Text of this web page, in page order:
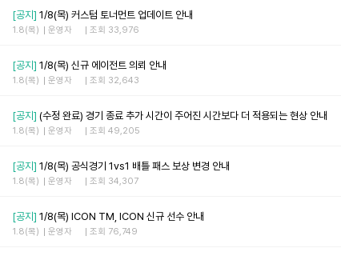
[공지] 1/8(목) 커스텀 토너먼트 업데이트 안내
1.8(목) 운영자 조회 33,976
[공지] 1/8(목) 신규 에이전트 의뢰 안내
1.8(목) 운영자 조회 32,643
[공지] (수정 완료) 경기 종료 추가 시간이 주어진 시간보다 더 적용되는 현상 안내
1.8(목) 운영자 조회 49,205
[공지] 1/8(목) 공식경기 1vs1 배틀 패스 보상 변경 안내
1.8(목) 운영자 조회 34,307
[공지] 1/8(목) ICON TM, ICON 신규 선수 안내
1.8(목) 운영자 조회 76,749